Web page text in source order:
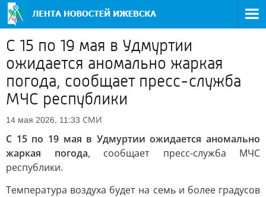
С 15 по 19 мая в Удмуртии
ожидается аномально жаркая
погода, сообщает пресс-служба
МЧС республики
14 мая 2026, 11:33 СМИ
С 15 по 19 мая в Удмуртии ожидается аномально
жаркая погода, сообщает пресс-служба МЧС
республики.
Температура воздуха будет на семь и более градусов